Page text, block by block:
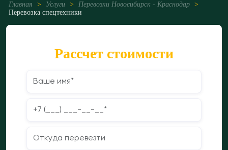
Главная > Услуги > Перевозки Новосибирск - Краснодар >
Перевозка спецтехники
Рассчет стоимости